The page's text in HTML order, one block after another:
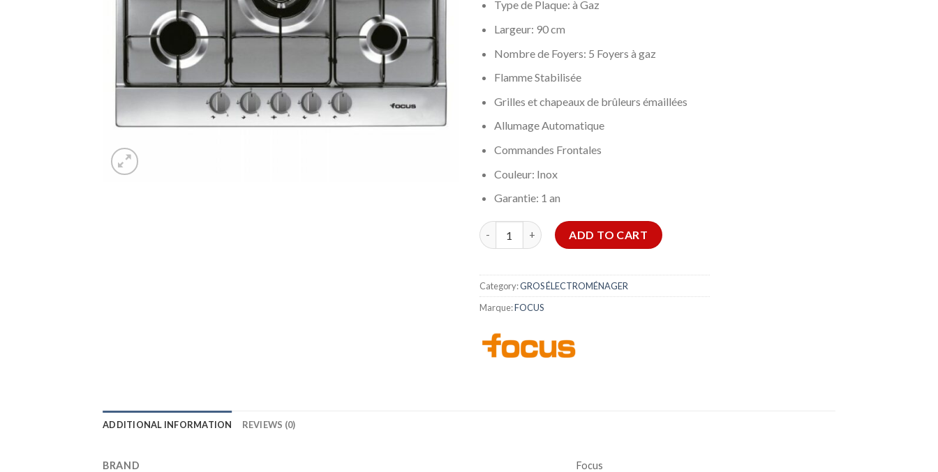
Type de Plaque: à Gaz
Largeur: 90 cm
Nombre de Foyers: 5 Foyers à gaz
Flamme Stabilisée
Grilles et chapeaux de brûleurs émaillées
Allumage Automatique
Commandes Frontales
Couleur: Inox
Garantie: 1 an
Plaque de cuisson gaz FOCUS F407X 5 Feux 90 cm Inox quantity
ADD TO CART
Category:GROS ÉLECTROMÉNAGER
Marque:FOCUS
ADDITIONAL INFORMATION REVIEWS (0)
BRAND Focus